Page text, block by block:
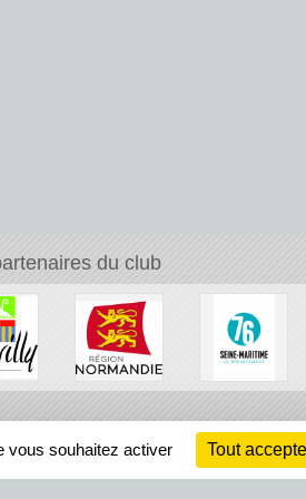
du club
vous souhaitez activer Tout